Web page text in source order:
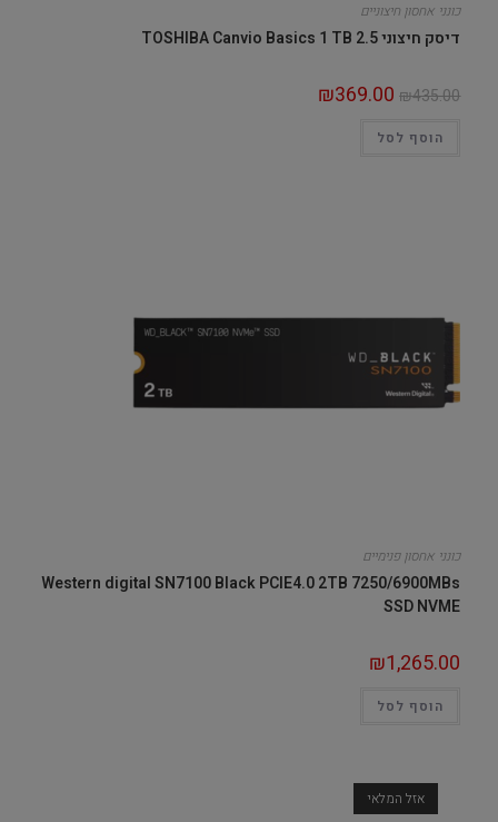
כונני אחסון חיצוניים
דיסק חיצוני 2.5 TOSHIBA Canvio Basics 1 TB
₪435.00
₪369.00
הוסף לסל
כונני אחסון פנימיים
Western digital SN7100 Black PCIE4.0 2TB 7250/6900MBs
SSD NVME
₪1,265.00
הוסף לסל
אזל המלאי